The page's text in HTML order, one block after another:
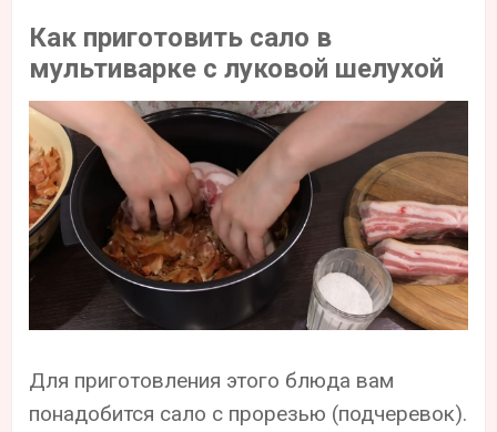
Как приготовить сало в
мультиварке с луковой шелухой
Для приготовления этого блюда вам
понадобится сало с прорезью (подчеревок).